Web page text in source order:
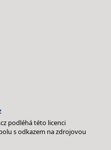
podléhá této licenci
s odkazem na zdrojovou